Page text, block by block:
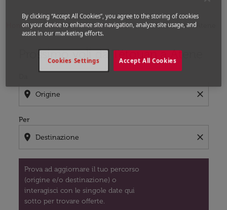
Home Voli Voli per Grecia Voli Tétouan - Atene
Prossimo voli da Tétouan a Atene
location_on close
Per
location_on close
Prova ad aggiornare il tuo percorso
(origine e/o destinazione) o
interagisci con le singole date qui
sotto per trovare offerte.
Prova ad aggiornare il tuo percorso (origine e/o
By clicking “Accept All Cookies”, you agree to the storing of cookies
on your device to enhance site navigation, analyze site usage, and
assist in our marketing efforts.
Accept All Cookies
Cookies Settings